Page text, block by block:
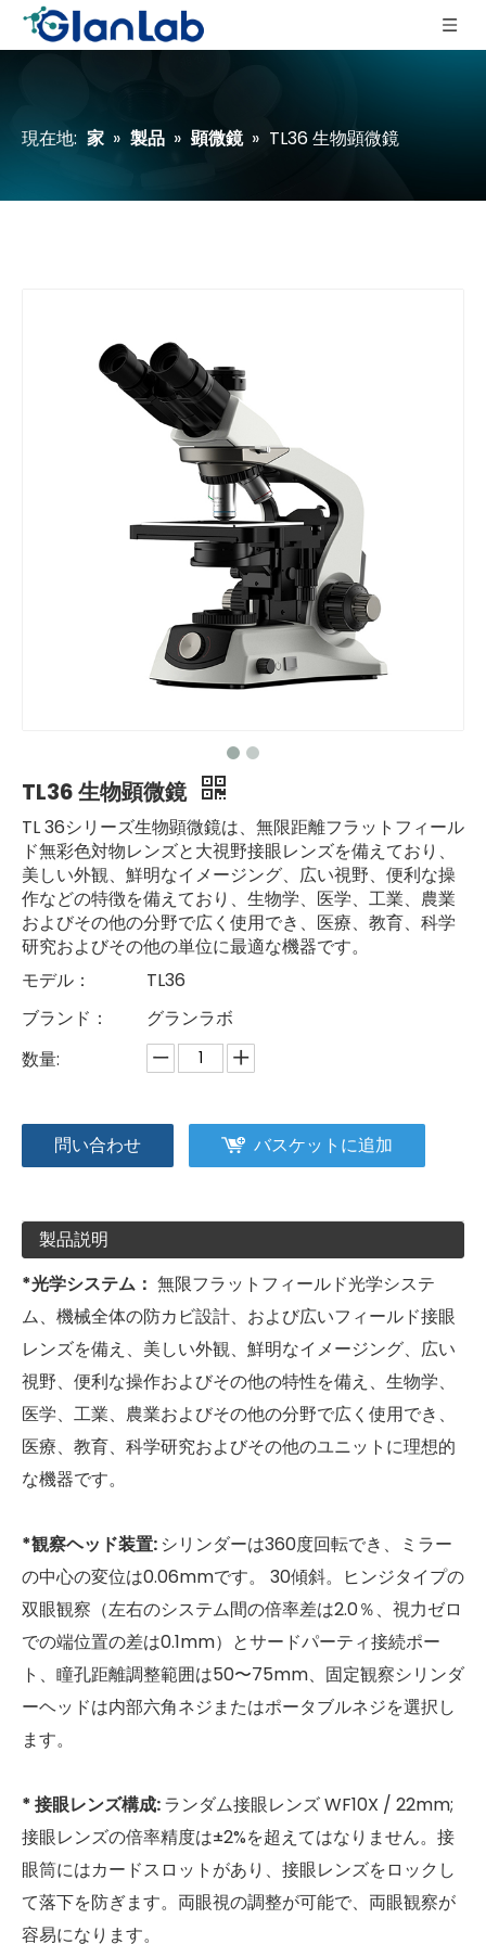
現在地: 家 » 製品 » 顕微鏡 » TL36 生物顕微鏡
TL36 生物顕微鏡
TL 36シリーズ生物顕微鏡は、無限距離フラットフィール
ド無彩色対物レンズと大視野接眼レンズを備えており、
美しい外観、鮮明なイメージング、広い視野、便利な操
作などの特徴を備えており、生物学、医学、工業、農業
およびその他の分野で広く使用でき、医療、教育、科学
研究およびその他の単位に最適な機器です。
モデル：
TL36
ブランド：
グランラボ
数量:
問い合わせ バスケットに追加
製品説明
*光学システム： 無限フラットフィールド光学システ
ム、機械全体の防カビ設計、および広いフィールド接眼
レンズを備え、美しい外観、鮮明なイメージング、広い
視野、便利な操作およびその他の特性を備え、生物学、
医学、工業、農業およびその他の分野で広く使用でき、
医療、教育、科学研究およびその他のユニットに理想的
な機器です。
*観察ヘッド装置: シリンダーは360度回転でき、ミラー
の中心の変位は0.06mmです。 30傾斜。ヒンジタイプの
双眼観察（左右のシステム間の倍率差は2.0％、視力ゼロ
での端位置の差は0.1mm）とサードパーティ接続ポー
ト、瞳孔距離調整範囲は50〜75mm、固定観察シリンダ
ーヘッドは内部六角ネジまたはポータブルネジを選択し
ます。
* 接眼レンズ構成:ランダム接眼レンズ WF10X / 22mm;
接眼レンズの倍率精度は±2%を超えてはなりません。接
眼筒にはカードスロットがあり、接眼レンズをロックし
て落下を防ぎます。両眼視の調整が可能で、両眼観察が
容易になります。